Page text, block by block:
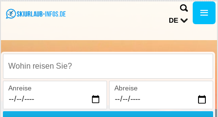
DE
Wohin reisen Sie?
Anreise Abreise